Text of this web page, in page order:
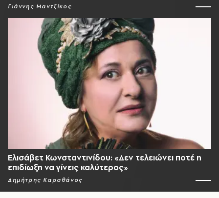
Γιάννης Μαντζίκος
Ελισάβετ Κωνσταντινίδου: «Δεν τελειώνει ποτέ η
επιδίωξη να γίνεις καλύτερος»
Δημήτρης Καραθάνος